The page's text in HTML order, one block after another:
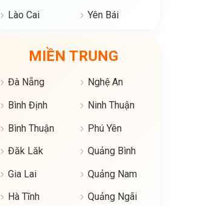
Lào Cai
Yên Bái
MIỀN TRUNG
Đà Nẵng
Bình Định
Bình Thuận
Đăk Lăk
Gia Lai
Hà Tĩnh
Nghệ An
Ninh Thuận
Phú Yên
Quảng Bình
Quảng Nam
Quảng Ngãi